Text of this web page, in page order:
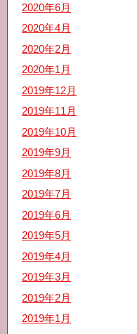
2020年6月
2020年4月
2020年2月
2020年1月
2019年12月
2019年11月
2019年10月
2019年9月
2019年8月
2019年7月
2019年6月
2019年5月
2019年4月
2019年3月
2019年2月
2019年1月